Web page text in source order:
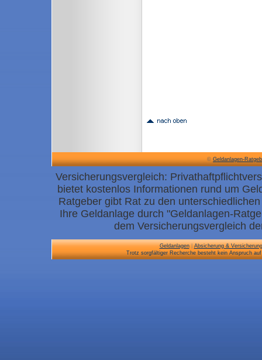
©Geldanlagen-
Versicherungsvergleich:
bietet kostenlos Informationen rund um
Ratgeber gibt Rat zu den
Ihre Geldanlage durch "Geldanlagen-
dem Versicherungsvergleich
Geldanlagen|Absicherung &
Trotz sorgfältiger Recherche besteht kein Anspruch